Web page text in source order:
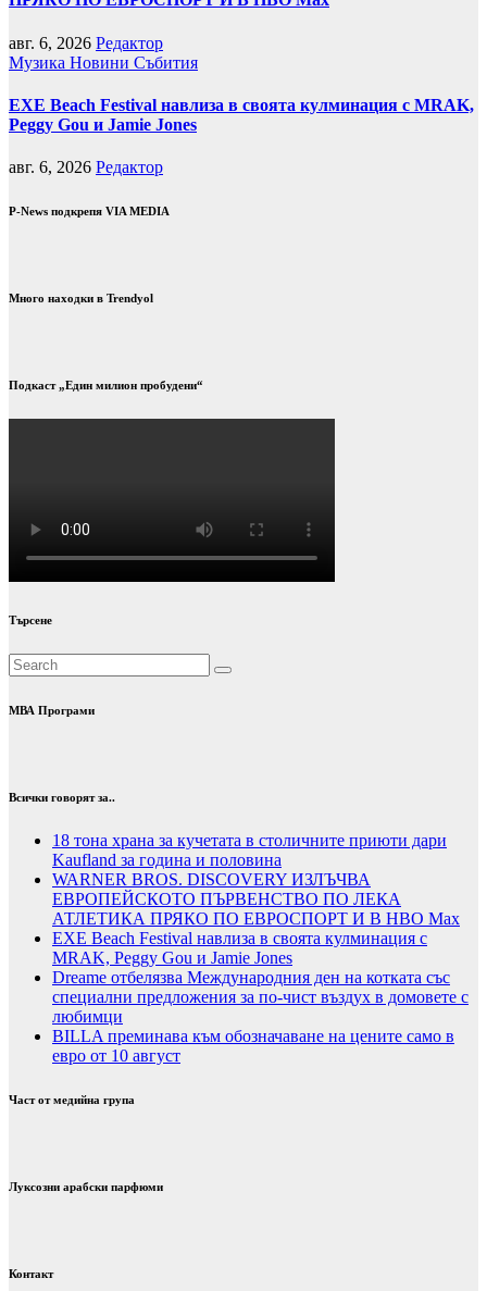
авг. 6, 2026 Редактор
Музика Новини Събития
EXE Beach Festival навлиза в своята кулминация с MRAK,
Peggy Gou и Jamie Jones
авг. 6, 2026 Редактор
P-News подкрепя VIA MEDIA
Много находки в Trendyol
Подкаст „Един милион пробудени“
Търсене
МВА Програми
Всички говорят за..
18 тона храна за кучетата в столичните приюти дари
Kaufland за година и половина
WARNER BROS. DISCOVERY ИЗЛЪЧВА
ЕВРОПЕЙСКОТО ПЪРВЕНСТВО ПО ЛЕКА
АТЛЕТИКА ПРЯКО ПО ЕВРОСПОРТ И В НВО Мах
EXE Beach Festival навлиза в своята кулминация с
MRAK, Peggy Gou и Jamie Jones
Dreame отбелязва Международния ден на котката със
специални предложения за по-чист въздух в домовете с
любимци
BILLA преминава към обозначаване на цените само в
евро от 10 август
Част от медийна група
Луксозни арабски парфюми
Контакт